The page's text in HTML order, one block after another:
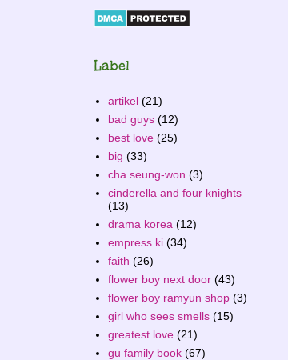
Label
artikel (21)
bad guys (12)
best love (25)
big (33)
cha seung-won (3)
cinderella and four knights
(13)
drama korea (12)
empress ki (34)
faith (26)
flower boy next door (43)
flower boy ramyun shop (3)
girl who sees smells (15)
greatest love (21)
gu family book (67)